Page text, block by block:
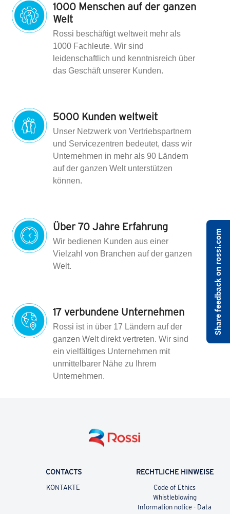
1000 Menschen auf der ganzen
Welt
Rossi beschäftigt weltweit mehr als
1000 Fachleute. Wir sind
leidenschaftlich und kenntnisreich über
das Geschäft unserer Kunden.
5000 Kunden weltweit
Unser Netzwerk von Vertriebspartnern
und Servicezentren bedeutet, dass wir
Unternehmen in mehr als 90 Ländern
auf der ganzen Welt unterstützen
können.
Über 70 Jahre Erfahrung
Wir bedienen Kunden aus einer
Vielzahl von Branchen auf der ganzen
Welt.
17 verbundene Unternehmen
Rossi ist in über 17 Ländern auf der
ganzen Welt direkt vertreten. Wir sind
ein vielfältiges Unternehmen mit
unmittelbarer Nähe zu Ihrem
Unternehmen.
CONTACTS
KONTAKTE
RECHTLICHE HINWEISE
Code of Ethics
Whistleblowing
Information notice - Data
Share feedback on rossi.com